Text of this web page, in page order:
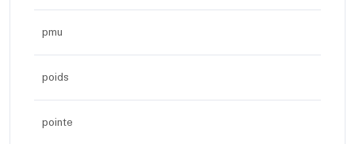
pmu
poids
pointe